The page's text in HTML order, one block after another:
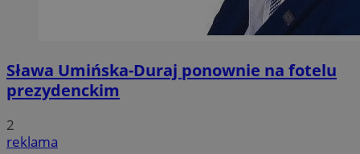
Sława Umińska-Duraj ponownie na fotelu
prezydenckim
2
reklama